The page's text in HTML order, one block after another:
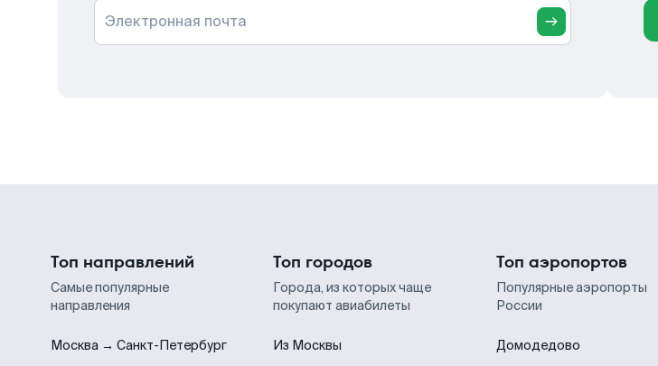
Электронная почта
Топ направлений
Самые популярные
направления
Москва → Санкт-Петербург
Топ городов
Города, из которых чаще
покупают авиабилеты
Из Москвы
Топ аэропортов
Популярные аэропорты
России
Домодедово